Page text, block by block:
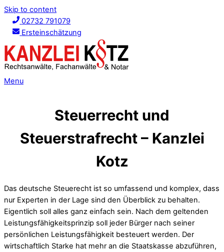
Skip to content
02732 791079
Ersteinschätzung
Menu
Steuerrecht und
Steuerstrafrecht – Kanzlei
Kotz
Das deutsche Steuerecht ist so umfassend und komplex, dass
nur Experten in der Lage sind den Überblick zu behalten.
Eigentlich soll alles ganz einfach sein. Nach dem geltenden
Leistungsfähigkeitsprinzip soll jeder Bürger nach seiner
persönlichen Leistungsfähigkeit besteuert werden. Der
wirtschaftlich Starke hat mehr an die Staatskasse abzuführen,